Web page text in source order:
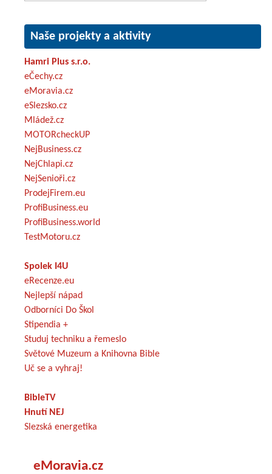
Naše projekty a aktivity
Hamri Plus s.r.o.
eČechy.cz
eMoravia.cz
eSlezsko.cz
Mládež.cz
MOTORcheckUP
NejBusiness.cz
NejChlapi.cz
NejSenioři.cz
ProdejFirem.eu
ProfiBusiness.eu
ProfiBusiness.world
TestMotoru.cz
Spolek I4U
eRecenze.eu
Nejlepší nápad
Odborníci Do Škol
Stipendia +
Studuj techniku a řemeslo
Světové Muzeum a Knihovna Bible
Uč se a vyhraj!
BibleTV
Hnutí NEJ
Slezská energetika
eMoravia.cz